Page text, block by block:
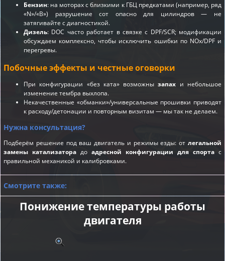
Бензин: на моторах с близкими к ГБЦ предкатами (например, ряд
«N»/«B») разрушение сот опасно для цилиндров — не
затягивайте с диагностикой.
Дизель: DOC часто работает в связке с DPF/SCR; модификации
обсуждаем комплексно, чтобы исключить ошибки по NOx/DPF и
перегревы.
Побочные эффекты и честные оговорки
При конфигурации «без ката» возможнызапах и небольшое
изменение тембра выхлопа.
Некачественные «обманки»/универсальные прошивки приводят
к расходу/детонации и повторным визитам — мы так не делаем.
Нужна консультация?
Подберём решение под ваш двигатель и режимы езды: от легальной
замены катализатора до адресной конфигурации для спорта с
правильной механикой и калибровками.
Смотрите также:
Понижение температуры работы
двигателя